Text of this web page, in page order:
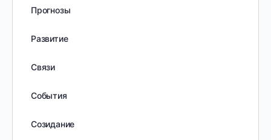
Прогнозы
Развитие
Связи
События
Созидание